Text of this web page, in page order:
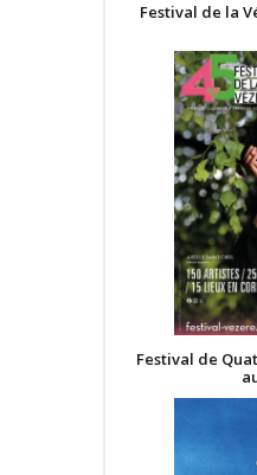
Festival de la
Festival de